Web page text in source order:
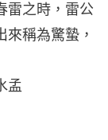
雷之時，雷公
稱為驚蟄，
孟